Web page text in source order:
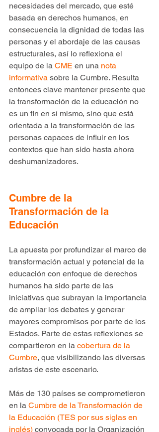
necesidades del mercado, que esté
basada en derechos humanos, en
consecuencia la dignidad de todas las
personas y el abordaje de las causas
estructurales, así lo reflexiona el
equipo de la CME en una nota
informativa sobre la Cumbre. Resulta
entonces clave mantener presente que
la transformación de la educación no
es un fin en sí mismo, sino que está
orientada a la transformación de las
personas capaces de influir en los
contextos que han sido hasta ahora
deshumanizadores.
Cumbre de la
Transformación de la
Educación
La apuesta por profundizar el marco de
transformación actual y potencial de la
educación con enfoque de derechos
humanos ha sido parte de las
iniciativas que subrayan la importancia
de ampliar los debates y generar
mayores compromisos por parte de los
Estados. Parte de estas reflexiones se
compartieron en la cobertura de la
Cumbre, que visibilizando las diversas
aristas de este escenario.
Más de 130 países se comprometieron
en la Cumbre de la Transformación de
la Educación (TES por sus siglas en
inglés) convocada por la Organización